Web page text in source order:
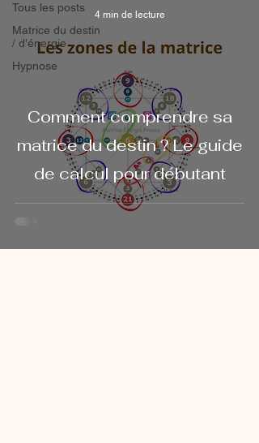
Tous les posts
Matrice du destin
/ d'énergie
Hypnose
Comment comprendre sa
matrice du destin ? Le guide
de calcul pour débutant
4 min de lecture